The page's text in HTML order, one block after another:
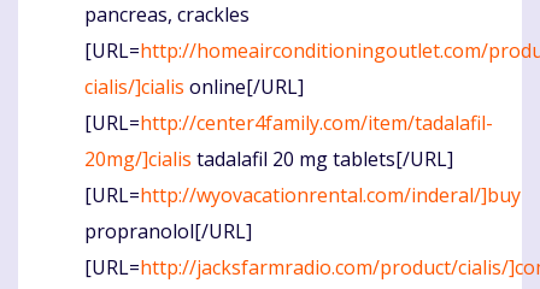
pancreas, crackles
[URL=http://homeairconditioningoutlet.com/
cialis/]cialis online[/URL]
[URL=http://center4family.com/item/tadalafil-
20mg/]cialis tadalafil 20 mg tablets[/URL]
[URL=http://wyovacationrental.com/inderal/]buy
propranolol[/URL]
[URL=http://jacksfarmradio.com/product/cialis/